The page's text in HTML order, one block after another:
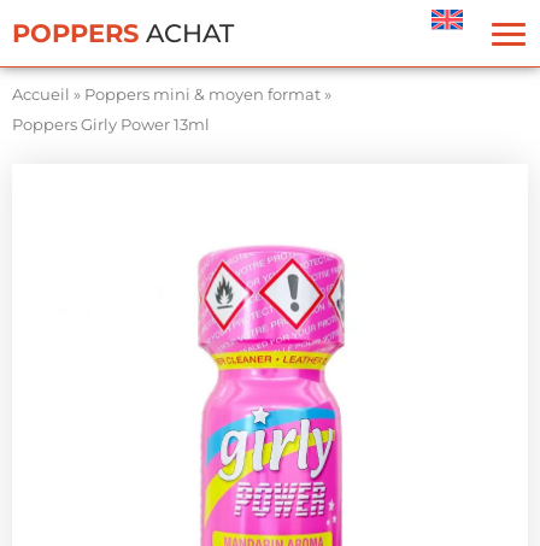
POPPERS ACHAT
Accueil » Poppers mini & moyen format»
Poppers Girly Power 13ml